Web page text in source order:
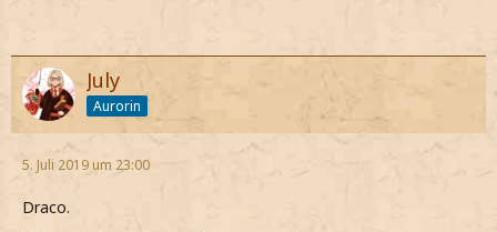
July
Aurorin
5. Juli 2019 um 23:00
Draco.